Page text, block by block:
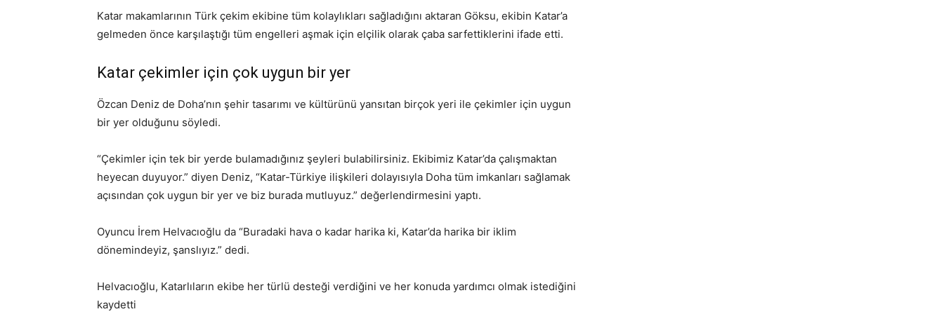
Katar makamlarının Türk çekim ekibine tüm kolaylıkları sağladığını aktaran Göksu, ekibin Katar’a
gelmeden önce karşılaştığı tüm engelleri aşmak için elçilik olarak çaba sarfettiklerini ifade etti.
Katar çekimler için çok uygun bir yer
Özcan Deniz de Doha’nın şehir tasarımı ve kültürünü yansıtan birçok yeri ile çekimler için uygun
bir yer olduğunu söyledi.
“Çekimler için tek bir yerde bulamadığınız şeyleri bulabilirsiniz. Ekibimiz Katar’da çalışmaktan
heyecan duyuyor.” diyen Deniz, “Katar-Türkiye ilişkileri dolayısıyla Doha tüm imkanları sağlamak
açısından çok uygun bir yer ve biz burada mutluyuz.” değerlendirmesini yaptı.
Oyuncu İrem Helvacıoğlu da “Buradaki hava o kadar harika ki, Katar’da harika bir iklim
dönemindeyiz, şanslıyız.” dedi.
Helvacıoğlu, Katarlıların ekibe her türlü desteği verdiğini ve her konuda yardımcı olmak istediğini
kaydetti